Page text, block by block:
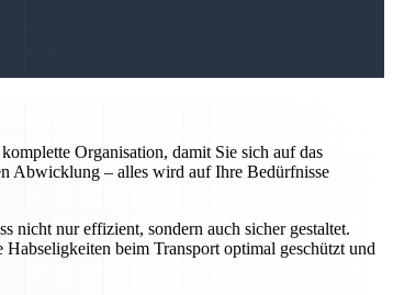
Organisation, damit Sie sich auf das
Abwicklung – alles wird auf Ihre Bedürfnisse
nicht nur effizient, sondern auch sicher gestaltet.
beim Transport optimal geschützt und